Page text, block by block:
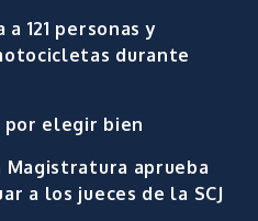
121 personas y
durante
elegir bien
Magistratura aprueba
a los jueces de la SCJ